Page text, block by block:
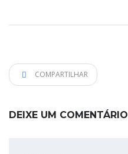
COMPARTILHAR
DEIXE UM COMENTÁRIO